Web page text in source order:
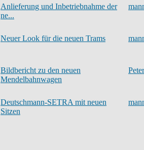
Anlieferung und Inbetriebnahme der
ne...
Neuer Look für die neuen Trams
Bildbericht zu den neuen
Mendelbahnwagen
Deutschmann-SETRA mit neuen
Sitzen